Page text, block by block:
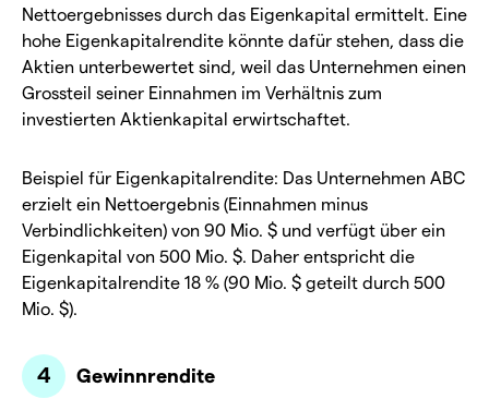
Nettoergebnisses durch das Eigenkapital ermittelt. Eine
hohe Eigenkapitalrendite könnte dafür stehen, dass die
Aktien unterbewertet sind, weil das Unternehmen einen
Grossteil seiner Einnahmen im Verhältnis zum
investierten Aktienkapital erwirtschaftet.
Beispiel für Eigenkapitalrendite: Das Unternehmen ABC
erzielt ein Nettoergebnis (Einnahmen minus
Verbindlichkeiten) von 90 Mio. $ und verfügt über ein
Eigenkapital von 500 Mio. $. Daher entspricht die
Eigenkapitalrendite 18 % (90 Mio. $ geteilt durch 500
Mio. $).
Gewinnrendite